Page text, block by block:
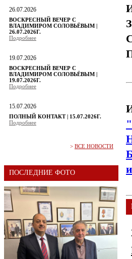
26.07.2026
ВОСКРЕСНЫЙ ВЕЧЕР С
ВЛАДИМИРОМ СОЛОВЬЁВЫМ |
26.07.2026Г.
Подробнее
19.07.2026
ВОСКРЕСНЫЙ ВЕЧЕР С
ВЛАДИМИРОМ СОЛОВЬЁВЫМ |
19.07.2026Г.
Подробнее
15.07.2026
ПОЛНЫЙ КОНТАКТ | 15.07.2026Г.
Подробнее
> ВСЕ НОВОСТИ
ПОСЛЕДНИЕ ФОТО